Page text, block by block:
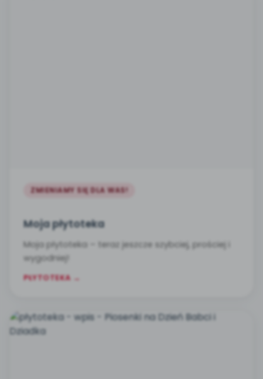
ZMIENIAMY SIĘ DLA WAS!
Moja płytoteka
Moja płytoteka – teraz jeszcze szybciej, prościej i
wygodniej!
PŁYTOTEKA →